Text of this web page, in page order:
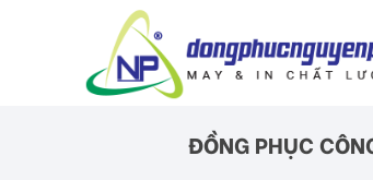
ĐỒNG PHỤC